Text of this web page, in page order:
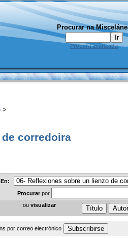
Procurar na
Procura avanzada
>
corredoira
En:
Procurar por
ou visualizar
por correo electrónico